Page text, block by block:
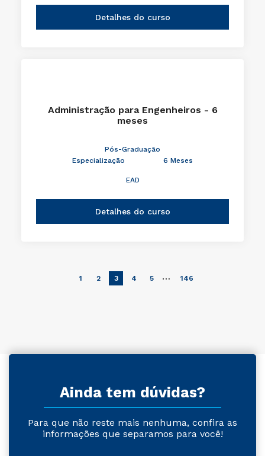
Detalhes do curso
Administração para Engenheiros - 6
meses
Pós-Graduação
Especialização
6 Meses
EAD
Detalhes do curso
1 2 3 4 5 … 146
Ainda tem dúvidas?
Para que não reste mais nenhuma, confira as
informações que separamos para você!